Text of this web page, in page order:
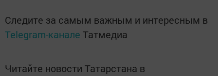
Следите за самым важным и интересным в
Telegram-канале Татмедиа
Читайте новости Татарстана в